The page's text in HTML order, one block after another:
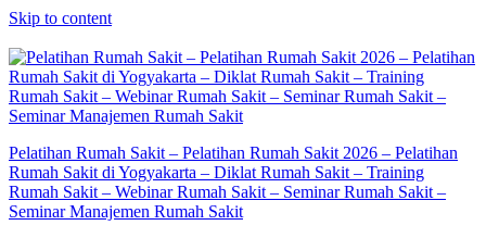
Skip to content
Pelatihan Rumah Sakit – Pelatihan Rumah Sakit 2026 – Pelatihan
Rumah Sakit di Yogyakarta – Diklat Rumah Sakit – Training
Rumah Sakit – Webinar Rumah Sakit – Seminar Rumah Sakit –
Seminar Manajemen Rumah Sakit